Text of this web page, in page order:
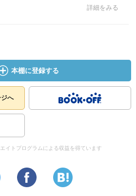
詳細をみる
本棚に登録する
へ
イトプログラムによる収益を得ています